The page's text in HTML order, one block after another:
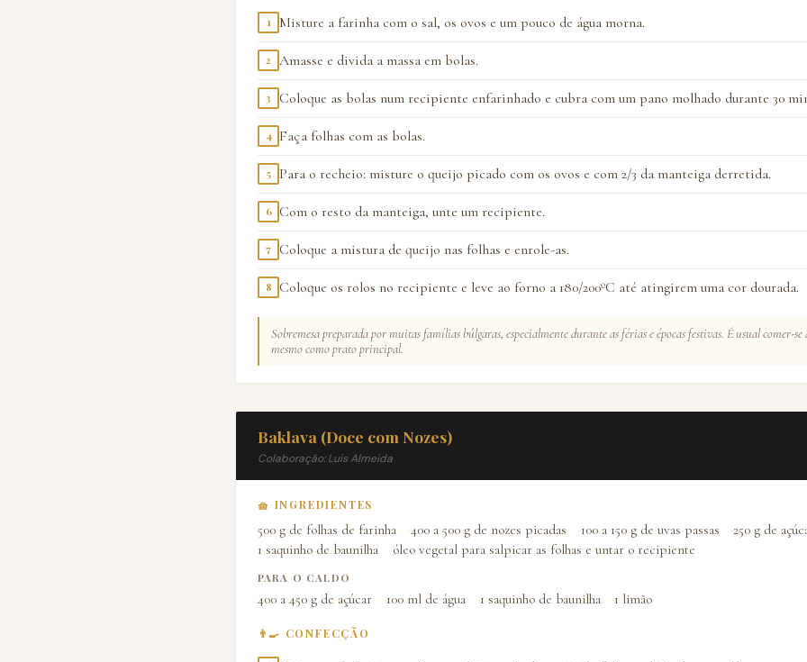
1 Misture a farinha com o sal, os ovos e um pouco de água morna.
2 Amasse e divida a massa em bolas.
3 Coloque as bolas num recipiente enfarinhado e cubra com um pano molhado durante 30
4 Faça folhas com as bolas.
5 Para o recheio: misture o queijo picado com os ovos e com 2/3 da manteiga derretida.
6 Com o resto da manteiga, unte um recipiente.
7 Coloque a mistura de queijo nas folhas e enrole-as.
8 Coloque os rolos no recipiente e leve ao forno a 180/200ºC até atingirem uma cor dourada.
Sobremesa preparada por muitas famílias búlgaras, especialmente durante as férias e épocas festivas. É usual comer-
mesmo como prato principal.
Baklava (Doce com Nozes)
Colaboração: Luis Almeida
🧺 INGREDIENTES
500 g de folhas de farinha 400 a 500 g de nozes picadas 100 a 150 g de uvas passas
250 g de
1 saquinho de baunilha
óleo vegetal para salpicar as folhas e untar o recipiente
PARA O CALDO
400 a 450 g de açúcar 100 ml de água 1 saquinho de baunilha 1 limão
👨‍🍳 CONFECÇÃO